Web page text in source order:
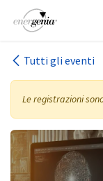
Passa al contenuto
Tutti gli eventi
Le registrazioni